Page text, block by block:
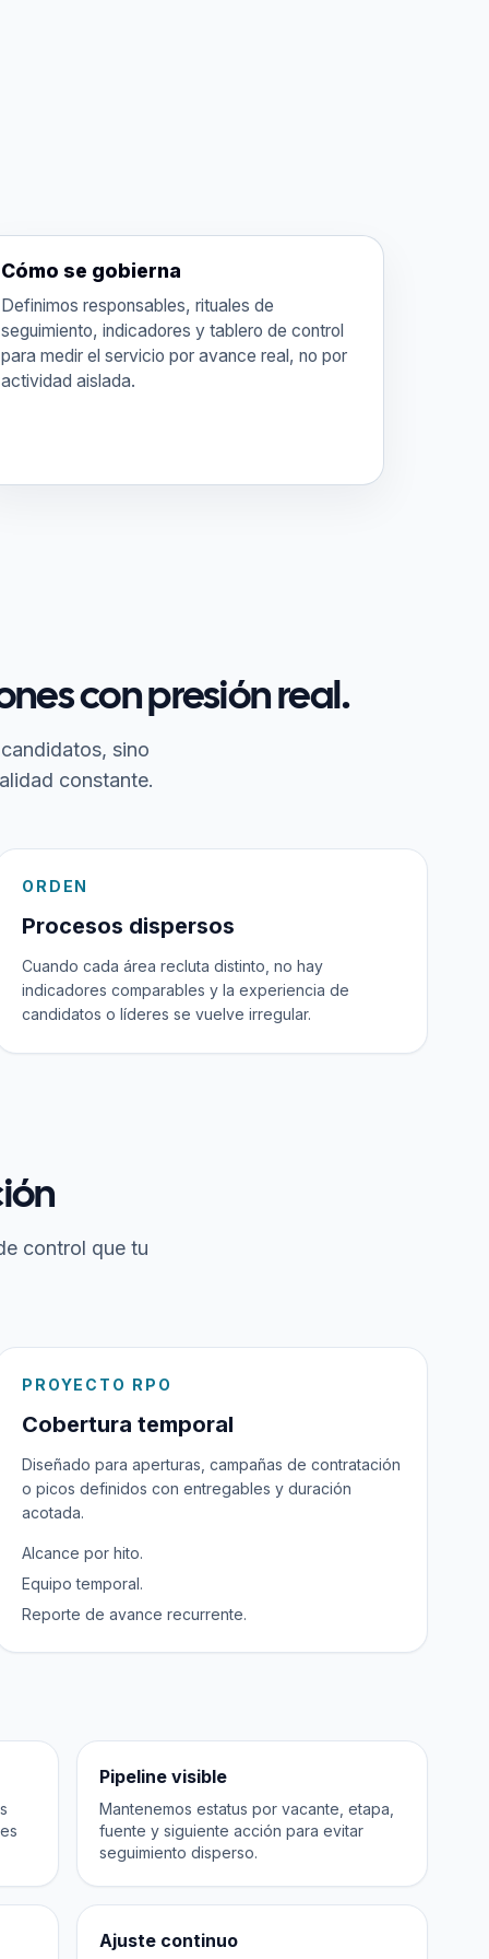
Cómo se gobierna
Definimos responsables, rituales de
seguimiento, indicadores y tablero de control
para medir el servicio por avance real, no por
actividad aislada.
con presión real.
sino
constante.
ORDEN
Procesos dispersos
Cuando cada área recluta distinto, no hay
indicadores comparables y la experiencia de
candidatos o líderes se vuelve irregular.
control que tu
PROYECTO RPO
Cobertura temporal
Diseñado para aperturas, campañas de contratación
o picos definidos con entregables y duración
acotada.
Alcance por hito.
Equipo temporal.
Reporte de avance recurrente.
Pipeline visible
Mantenemos estatus por vacante, etapa,
fuente y siguiente acción para evitar
seguimiento disperso.
Ajuste continuo